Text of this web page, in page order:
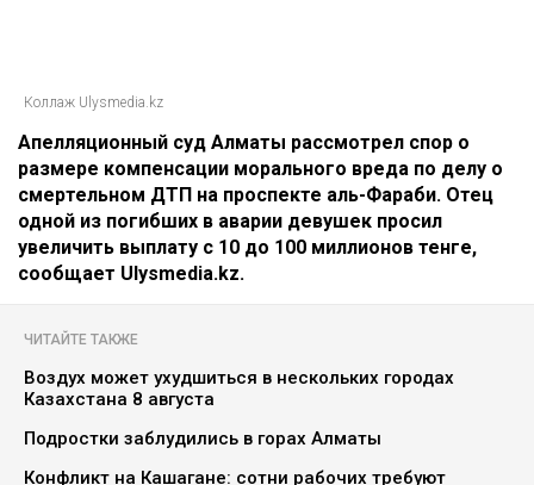
Коллаж Ulysmedia.kz
Апелляционный суд Алматы рассмотрел спор о
размере компенсации морального вреда по делу о
смертельном ДТП на проспекте аль-Фараби. Отец
одной из погибших в аварии девушек просил
увеличить выплату с 10 до 100 миллионов тенге,
сообщает Ulysmedia.kz.
ЧИТАЙТЕ ТАКЖЕ
Воздух может ухудшиться в нескольких городах
Казахстана 8 августа
Подростки заблудились в горах Алматы
Конфликт на Кашагане: сотни рабочих требуют